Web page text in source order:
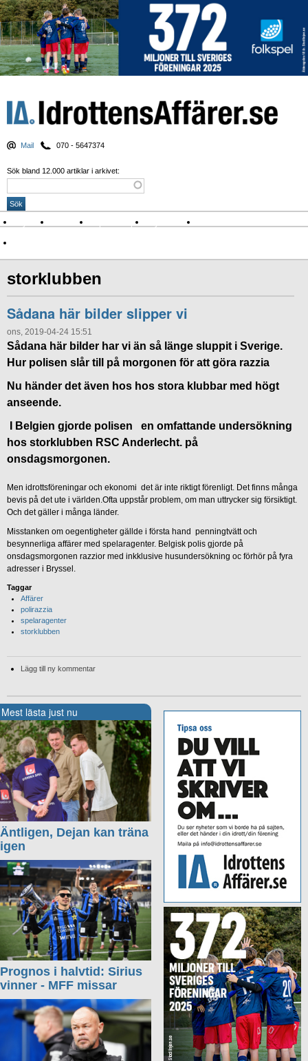
Mail 070 - 5647374
Sök bland 12.000 artiklar i arkivet:
Nyheter Krönikor Sport & spel Nyhetsbrev
storklubben
Sådana här bilder slipper vi
ons, 2019-04-24 15:51
Sådana här bilder har vi än så länge sluppit i Sverige.
Hur polisen slår till på morgonen för att göra razzia
Nu händer det även hos hos stora klubbar med högt
anseende.
I Belgien gjorde polisen en omfattande undersökning
hos storklubben RSC Anderlecht. på
onsdagsmorgonen.
Men idrottsföreningar och ekonomi det är inte riktigt förenligt. Det finns många
bevis på det ute i världen.Ofta uppstår problem, om man uttrycker sig försiktigt.
Och det gäller i många länder.
Misstanken om oegentigheter gällde i första hand penningtvätt och
besynnerliga affärer med spelaragenter. Belgisk polis gjorde på
onsdagsmorgonen razzior med inkklusive husundersökning oc förhör på fyra
adresser i Bryssel.
Taggar
Affärer
polirazzia
spelaragenter
storklubben
Lägg till ny kommentar
Mest lästa just nu
Äntligen, Dejan kan träna
igen
Prognos i halvtid: Sirius
vinner - MFF missar